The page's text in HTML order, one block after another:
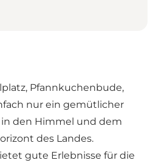
Pfannkuchenbude,
nur ein gemütlicher
den Himmel und dem
des Landes.
gute Erlebnisse für die